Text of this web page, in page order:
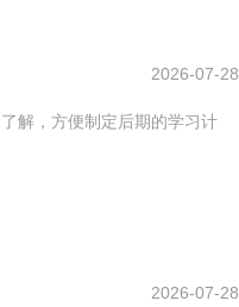
2026-07-28
解，方便制定后期的学习计
2026-07-28